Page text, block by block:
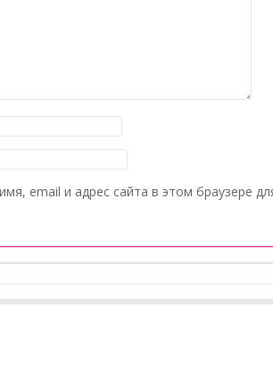
email и адрес сайта в этом браузере